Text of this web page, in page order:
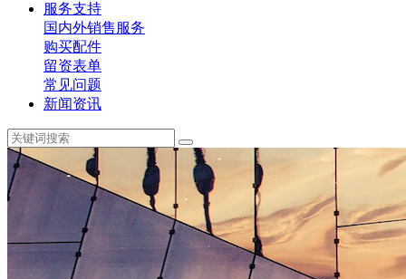
服务支持
国内外销售服务
购买配件
留资表单
常见问题
新闻资讯